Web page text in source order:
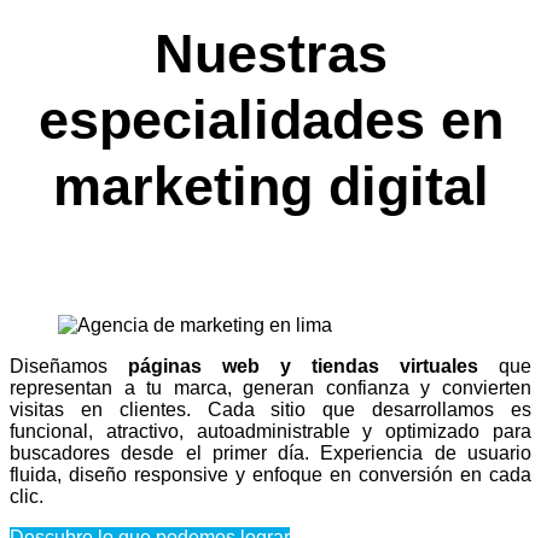
Nuestras
especialidades en
marketing digital
Diseñamos páginas web y tiendas virtuales que
representan a tu marca, generan confianza y convierten
visitas en clientes. Cada sitio que desarrollamos es
funcional, atractivo, autoadministrable y optimizado para
buscadores desde el primer día. Experiencia de usuario
fluida, diseño responsive y enfoque en conversión en cada
clic.